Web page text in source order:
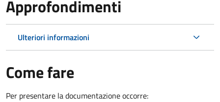
Approfondimenti
Ulteriori informazioni
Come fare
Per presentare la documentazione occorre: